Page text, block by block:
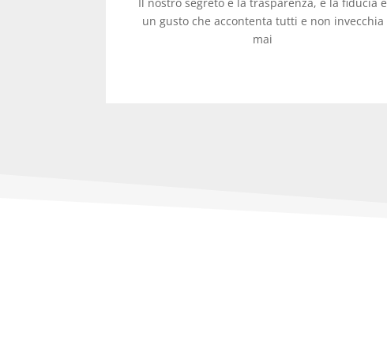
un gusto che accontenta tutti e non invecchia
mai